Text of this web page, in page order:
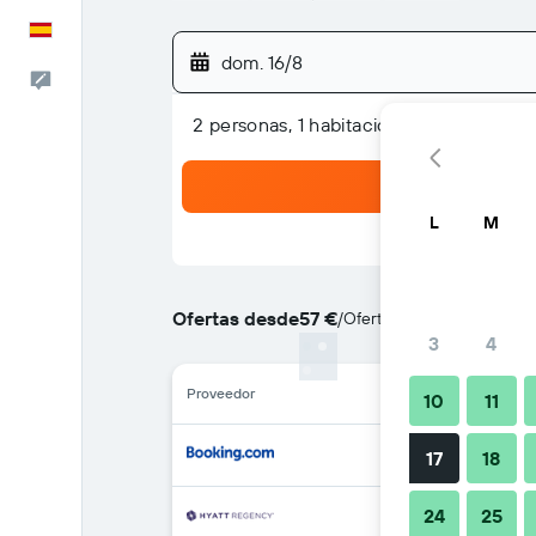
dom. 16/8
2 personas, 1 habitación
Ofertas desde57 €/Oferta más barata de
Proveedor
L M
3 4
10 11
17 18
24 25